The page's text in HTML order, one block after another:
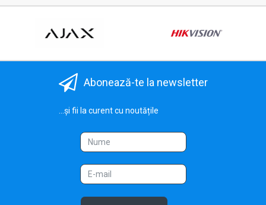
Abonează-te la newsletter
...și fii la curent cu noutățile